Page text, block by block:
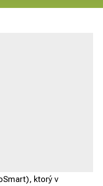
ktorý v